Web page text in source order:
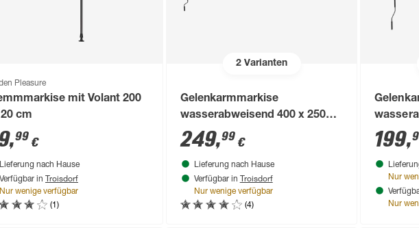
Pleasure
mit Volant 200
cm
,99 €
Lieferung nach Hause
Verfügbar in Troisdorf
Nur wenige verfügbar
(1)
2 Varianten
Gelenkarmmarkise
wasserabweisend 400 x 250
cm
249,99€
Lieferung nach Hause
Verfügbar in Troisdorf
Nur wenige verfügbar
(4)
cm
199,
Nur
Nur